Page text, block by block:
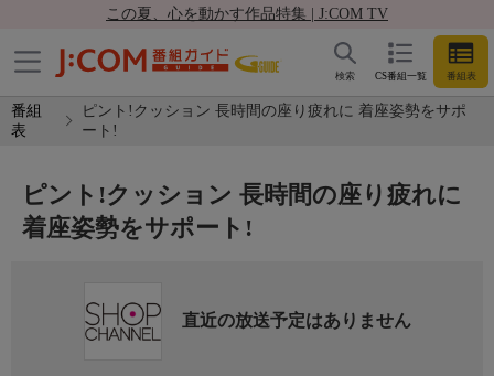
この夏、心を動かす作品特集 | J:COM TV
CS番組一覧 番組表
検索
番組
表
ピント!クッション 長時間の座り疲れに 着座姿勢をサポ
ート!
ピント!クッション 長時間の座り疲れに
着座姿勢をサポート!
直近の放送予定はありません